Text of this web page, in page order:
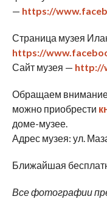
— https://
Страница музея
https://
Сайт музея — http://
Обращаем внимание,
можно приобрести
доме-музее.
Адрес музея: ул.
Ближайшая
Все фотографии